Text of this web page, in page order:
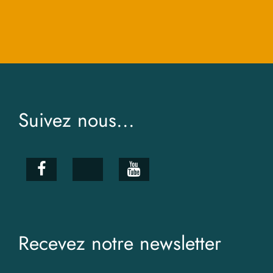
Suivez nous...
Recevez notre newsletter